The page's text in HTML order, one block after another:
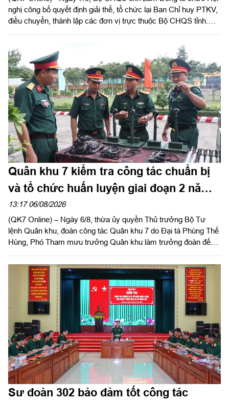
nghị công bố quyết định giải thể, tổ chức lại Ban Chỉ huy PTKV,
điều chuyển, thành lập các đơn vị trực thuộc Bộ CHQS tỉnh.
Tư lệnh, Tham mưu trưởng Quân khu dự và chỉ đạo hội nghị.
Thiếu tướng Đinh Hồng Tiếng, Ủy viên Thường vụ Tỉnh ủy, Chỉ
huy trưởng Bộ CHQS tỉnh Lâm Đồng chủ trì hội nghị.
Quân khu 7 kiểm tra công tác chuẩn bị
và tổ chức huấn luyện giai đoạn 2 năm
2026 tại Sư đoàn 309
13:17 06/08/2026
(QK7 Online) – Ngày 6/8, thừa ủy quyền Thủ trưởng Bộ Tư
lệnh Quân khu, đoàn công tác Quân khu 7 do Đại tá Phùng Thế
Hùng, Phó Tham mưu trưởng Quân khu làm trưởng đoàn đến
năm 2026 tại Sư đoàn 309.
Sư đoàn 302 bảo đảm tốt công tác